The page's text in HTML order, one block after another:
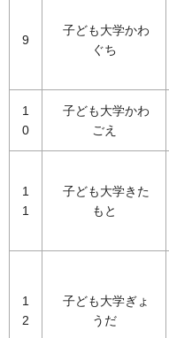
9
子ども大学かわ
ぐち
1
0
子ども大学かわ
ごえ
1
1
子ども大学きた
もと
1
2
子ども大学ぎょ
うだ